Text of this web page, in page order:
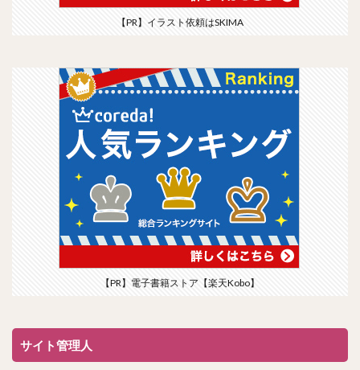
【PR】イラスト依頼はSKIMA
【PR】電子書籍ストア【楽天Kobo】
サイト管理人